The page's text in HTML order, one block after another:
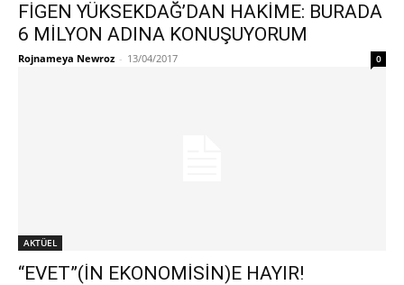
FİGEN YÜKSEKDAĞ’DAN HAKİME: BURADA
6 MİLYON ADINA KONUŞUYORUM
Rojnameya Newroz - 13/04/2017 0
AKTÜEL
“EVET”(İN EKONOMİSİN)E HAYIR!